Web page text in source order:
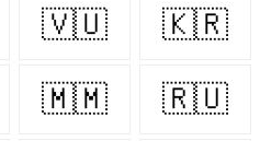
🇻🇺 🇰🇷
🇲🇲 🇷🇺